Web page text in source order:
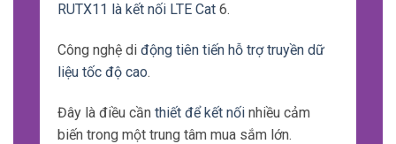
RUTX11 là kết nối LTE Cat 6.
Công nghệ di động tiên tiến hỗ trợ truyền dữ
liệu tốc độ cao.
Đây là điều cần thiết để kết nối nhiều cảm
biến trong một trung tâm mua sắm lớn.